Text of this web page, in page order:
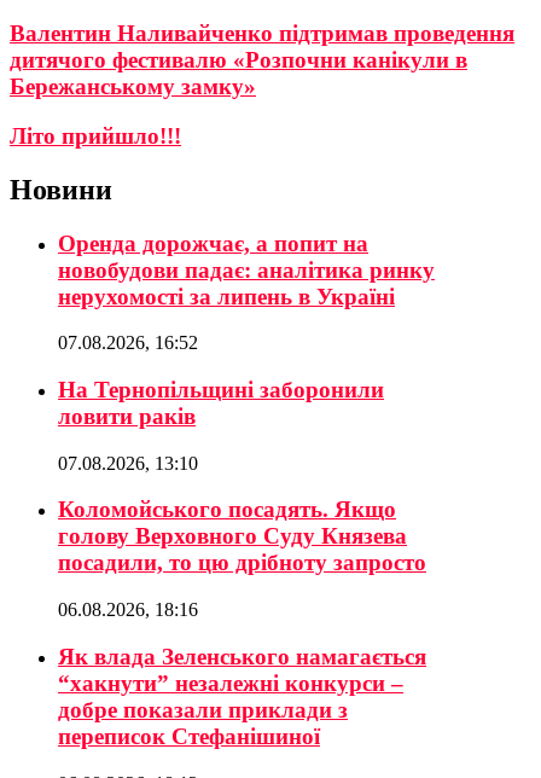
Валентин Наливайченко підтримав проведення
дитячого фестивалю «Розпочни канікули в
Бережанському замку»
Літо прийшло!!!
Новини
Оренда дорожчає, а попит на
новобудови падає: аналітика ринку
нерухомості за липень в Україні
07.08.2026, 16:52
На Тернопільщині заборонили
ловити раків
07.08.2026, 13:10
Коломойського посадять. Якщо
голову Верховного Суду Князева
посадили, то цю дрібноту запросто
06.08.2026, 18:16
Як влада Зеленського намагається
“хакнути” незалежні конкурси –
добре показали приклади з
переписок Стефанішиної